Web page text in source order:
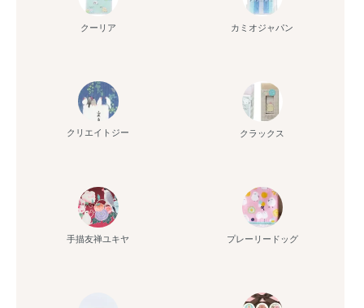
クーリア カミオジャパン
クリエイトジー クラックス
手描友禅ユキヤ プレーリードッグ